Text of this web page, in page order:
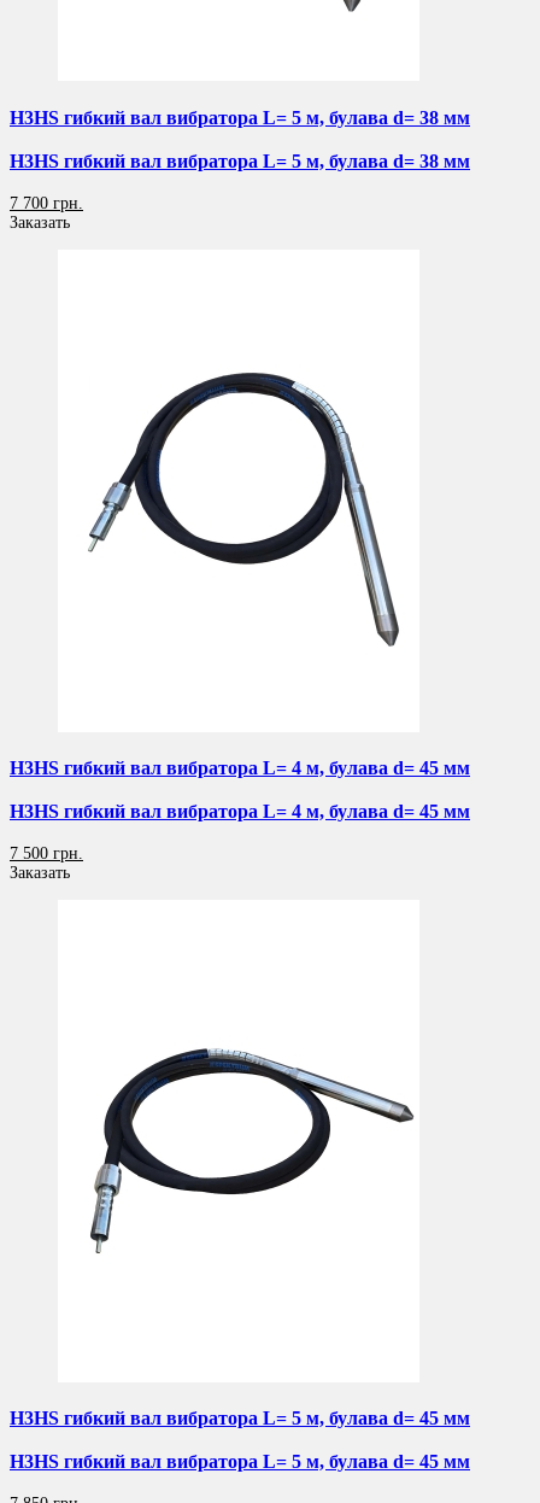
H3HS гибкий вал вибратора L= 5 м, булава d= 38 мм
H3HS гибкий вал вибратора L= 5 м, булава d= 38 мм
7 700 грн.
Заказать
H3HS гибкий вал вибратора L= 4 м, булава d= 45 мм
H3HS гибкий вал вибратора L= 4 м, булава d= 45 мм
7 500 грн.
Заказать
H3HS гибкий вал вибратора L= 5 м, булава d= 45 мм
H3HS гибкий вал вибратора L= 5 м, булава d= 45 мм